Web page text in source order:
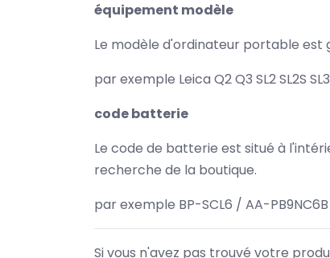
équipement modèle
Le modèle d'ordinateur portable est
par exemple Leica Q2 Q3 SL2 SL2S
code batterie
Le code de batterie est situé à
recherche de la boutique.
par exemple BP-SCL6 / AA-
Si vous n'avez pas trouvé votre